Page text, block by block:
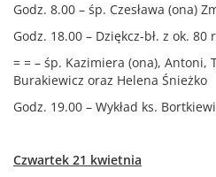
Godz. 8.00 – śp. Czesława (ona)
Godz. 18.00 – Dziękcz-bł. z ok.
= = – śp. Kazimiera (ona), Antoni,
Burakiewicz oraz Helena Śnieżko
Godz. 19.00 – Wykład ks.
Czwartek 21 kwietnia